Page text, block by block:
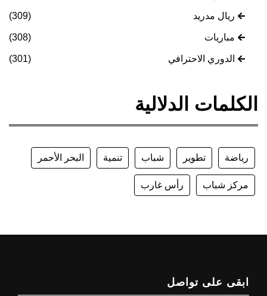
ريال مدريد (309)
مباريات (308)
الدوري الاحترافي (301)
الكلمات الدلالية
رياضة تطوير شباب تنمية البحر الأحمر
مركز شباب رأس غارب
ابقى على تواصل